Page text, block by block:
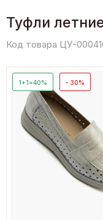
Туфли
Код товара ЦУ-
1+1=40% - 30%